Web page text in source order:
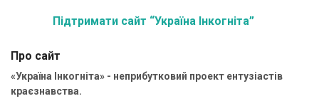
Підтримати сайт “Україна Інкогніта”
Про сайт
«Україна Інкогніта» - неприбутковий проект ентузіастів
краєзнавства.